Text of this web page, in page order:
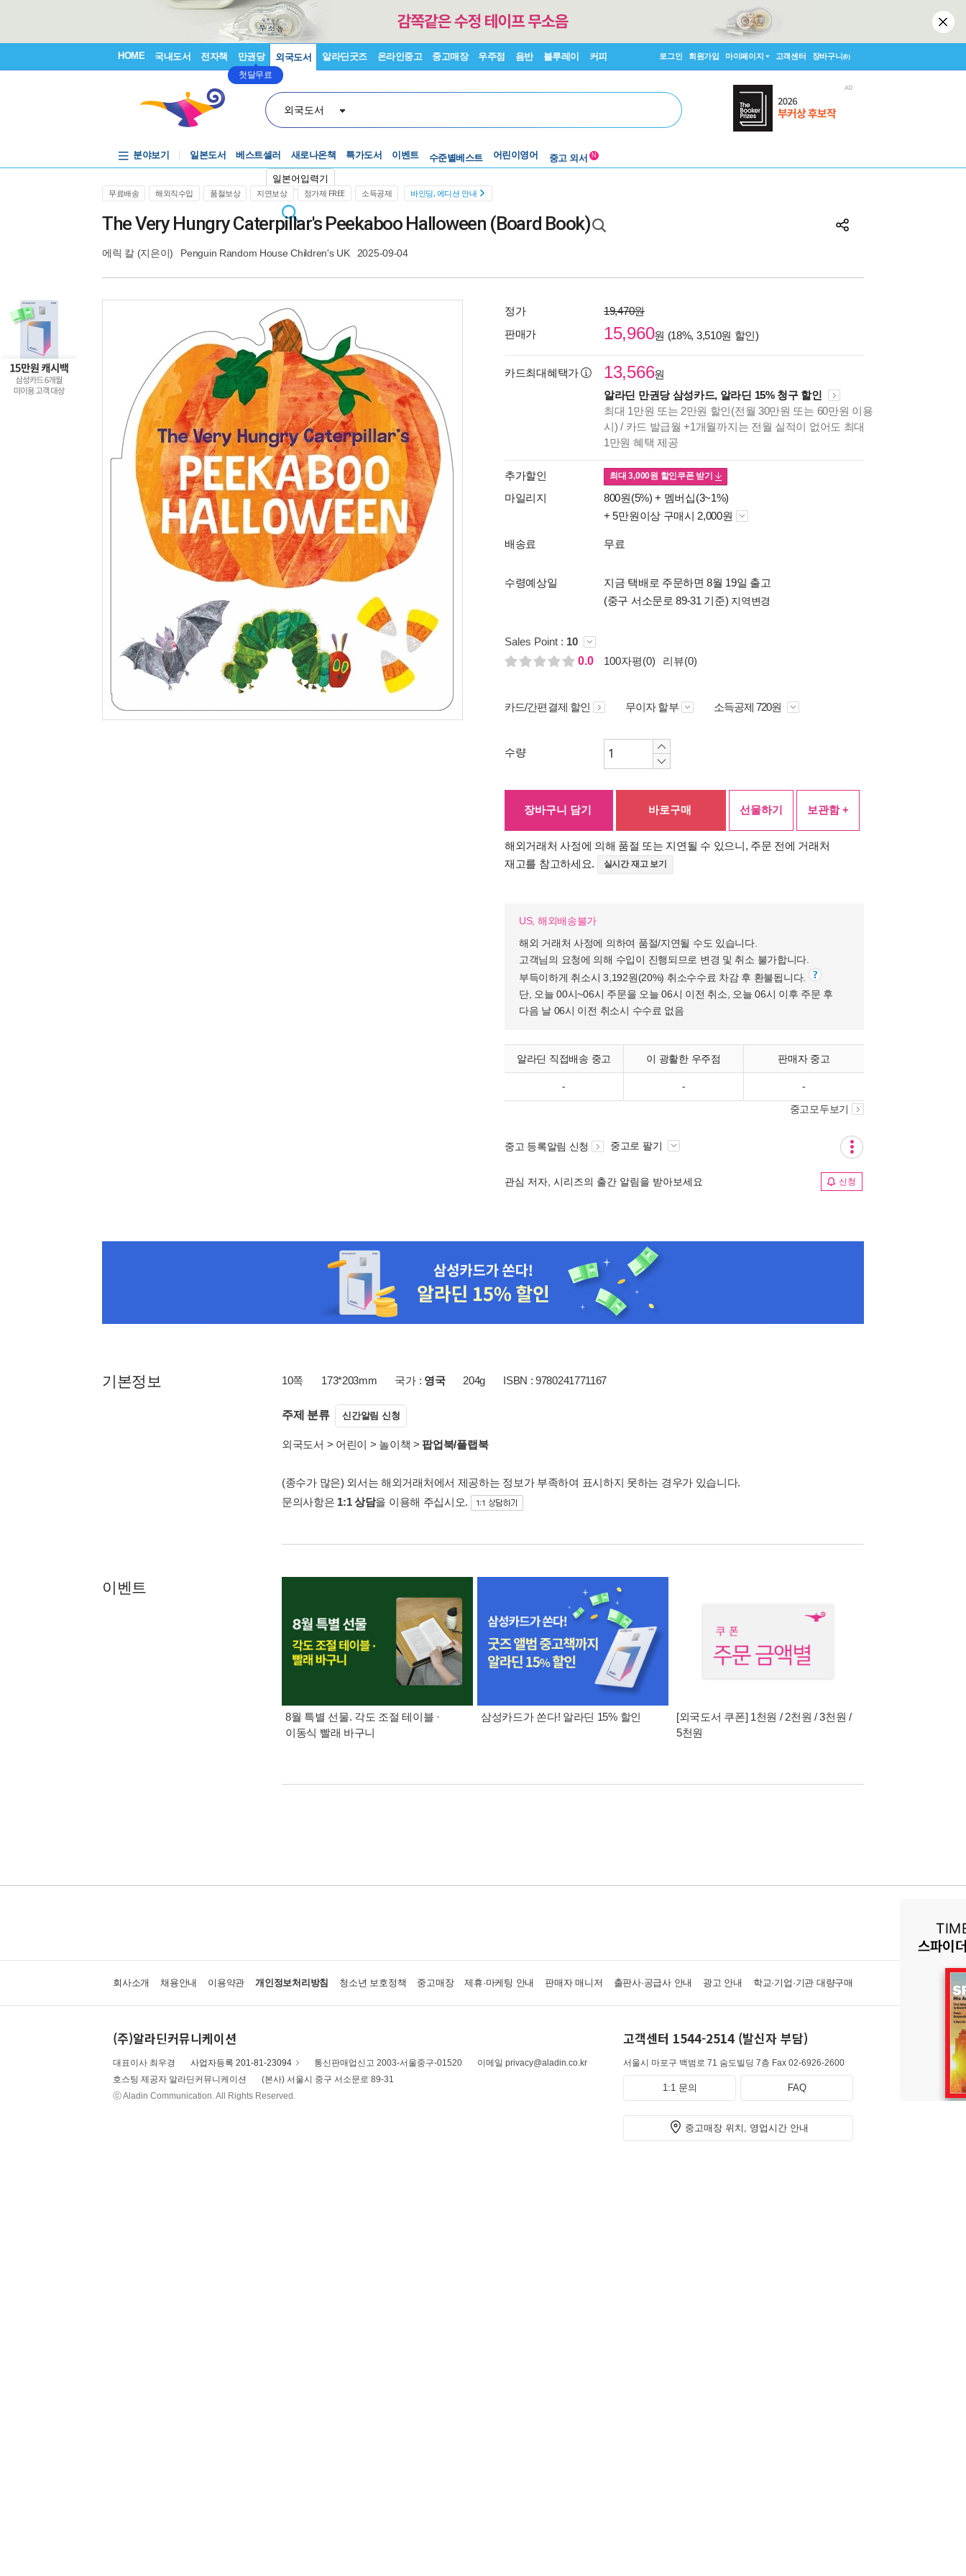
HOME 국내도서 전자책 만권당
첫달무료
외국도서 알라딘굿즈 온라인중고 중고매장 우주점 음반 블루레이 커피 로그인 회원가입 마이페이지 고객센터 장바구니(0)
외국도서
일본어입력기
분야보기 일본도서 베스트셀러 새로나온책 특가도서 이벤트
수준별베스트
수준별베스트
어린이영어
중고 외서
N
무료배송 해외직수입 품절보상 지연보상 정가제 FREE 소득공제 바인딩, 에디션 안내
The Very Hungry Caterpillar's Peekaboo Halloween (Board Book)
에릭 칼(지은이) Penguin Random House Children's UK 2025-09-04
정가
19,470원
판매가
15,960원 (18%, 3,510원 할인)
카드최대혜택가 13,566원
알라딘 만권당 삼성카드, 알라딘 15% 청구 할인
최대 1만원 또는 2만원 할인(전월 30만원 또는 60만원 이용
시) / 카드 발급월 +1개월까지는 전월 실적이 없어도 최대
1만원 혜택 제공
추가할인 최대3,000원 할인쿠폰 받기
마일리지 800원(5%) + 멤버십(3~1%)
+ 5만원이상 구매시 2,000원
배송료 무료
수령예상일
지금 택배로 주문하면 8월 19일 출고
(중구 서소문로 89-31 기준) 지역변경
Sales Point : 10
0.0
100자평(0) 리뷰(0)
카드/간편결제 할인 무이자 할부 소득공제 720원
수량
장바구니 담기 바로구매 선물하기 보관함 +
해외거래처 사정에 의해 품절 또는 지연될 수 있으니, 주문 전에 거래처
재고를 참고하세요.
실시간 재고 보기
US, 해외배송불가
해외 거래처 사정에 의하여 품절/지연될 수도 있습니다.
고객님의 요청에 의해 수입이 진행되므로 변경 및 취소 불가합니다.
부득이하게 취소시 3,192원(20%) 취소수수료 차감 후 환불됩니다.
단, 오늘 00시~06시 주문을 오늘 06시 이전 취소, 오늘 06시 이후 주문 후
다음 날 06시 이전 취소시 수수료 없음
알라딘 직접배송 중고 이 광활한 우주점 판매자 중고
- - -
중고모두보기
중고 등록알림 신청 중고로 팔기
관심 저자, 시리즈의 출간 알림을 받아보세요 신청
기본정보 10쪽 173*203mm 국가 : 영국 204g ISBN : 9780241771167
주제 분류 신간알림 신청
외국도서 > 어린이 > 놀이책 > 팝업북/플랩북
(종수가 많은) 외서는 해외거래처에서 제공하는 정보가 부족하여 표시하지 못하는 경우가 있습니다.
문의사항은 1:1 상담을 이용해 주십시오.
이벤트
8월 특별 선물. 각도 조절 테이블 ·
이동식 빨래 바구니
삼성카드가 쏜다! 알라딘 15% 할인
[외국도서 쿠폰] 1천원 / 2천원 / 3천원 /
5천원
회사소개 채용안내 이용약관 개인정보처리방침 청소년 보호정책 중고매장 제휴·마케팅 안내 판매자 매니저 출판사·공급사 안내 광고 안내 학교·기업·기관 대량구매
(주)알라딘커뮤니케이션
대표이사 최우경 사업자등록 201-81-23094 통신판매업신고 2003-서울중구-01520
이메일 privacy@aladin.co.kr
호스팅 제공자 알라딘커뮤니케이션
(본사) 서울시 중구 서소문로 89-31
ⓒ Aladin Communication. All Rights Reserved.
고객센터 1544-2514 (발신자 부담)
서울시 마포구 백범로 71 숨도빌딩 7층 Fax 02-6926-2600
1:1 문의 FAQ
중고매장 위치, 영업시간 안내